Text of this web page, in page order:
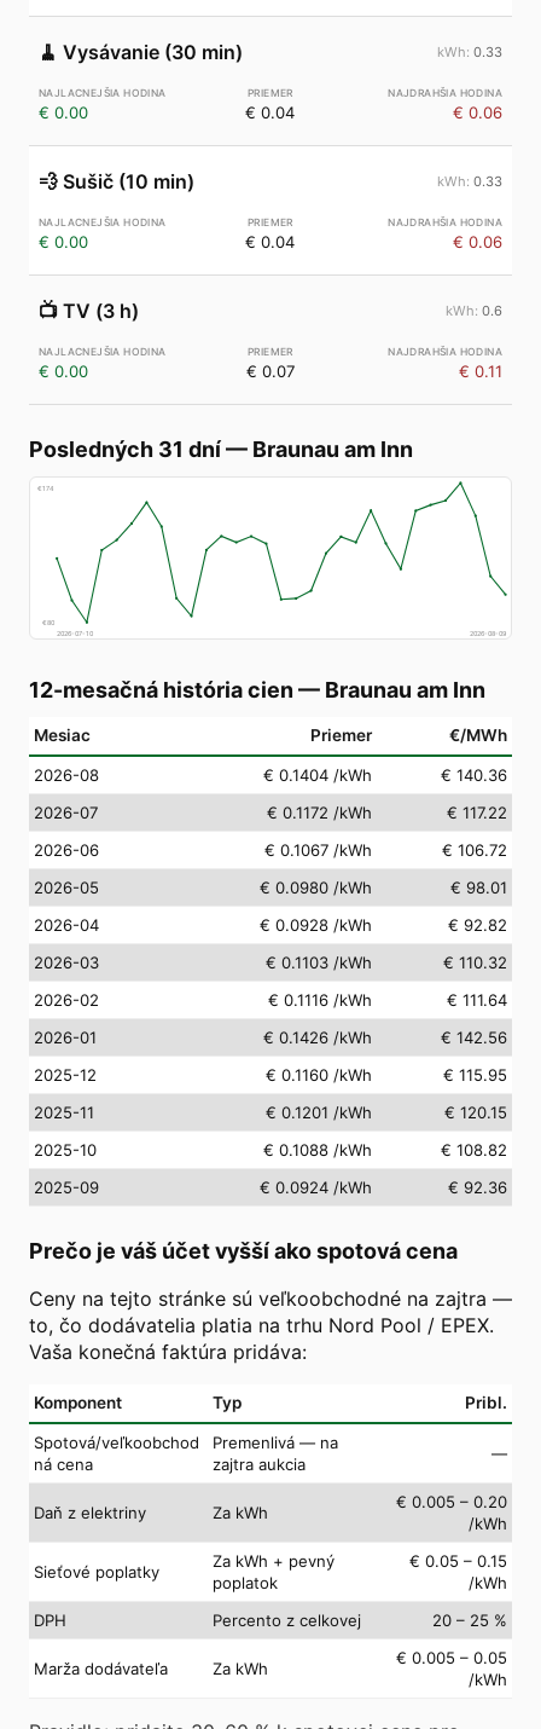
🧹 Vysávanie (30 min) 0.33
€ 0.00 € 0.04 € 0.06
💨 Sušič (10 min) 0.33
€ 0.00 € 0.04 € 0.06
📺 TV (3 h) 0.6
€ 0.00 € 0.07 € 0.11
Posledných 31 dní— Braunau am Inn
€174
€80
2026-07-10
2026-08-09
12-mesačná história cien — Braunau am Inn
Mesiac Priemer €/MWh
2026-08 € 0.1404 /kWh
€ 140.36
2026-07
€ 0.1172 /kWh
€ 117.22
2026-06
€ 0.1067 /kWh
€ 106.72
2026-05
€ 0.0980 /kWh
€ 98.01
2026-04
€ 0.0928 /kWh
€ 92.82
2026-03
€ 0.1103 /kWh
€ 110.32
2026-02
€ 0.1116 /kWh
€ 111.64
2026-01
€ 0.1426 /kWh
€ 142.56
2025-12
€ 0.1160 /kWh
€ 115.95
2025-11
€ 0.1201 /kWh
€ 120.15
2025-10
€ 0.1088 /kWh
€ 108.82
2025-09
€ 0.0924 /kWh € 92.36
Prečo je váš účet vyšší ako spotová cena
Ceny na tejto stránke sú veľkoobchodné na zajtra —
to, čo dodávatelia platia na trhu Nord Pool / EPEX.
Vaša konečná faktúra pridáva:
Komponent Typ Pribl.
Spotová/veľkoobchod
ná cena
Premenlivá — na
zajtra aukcia
—
Daň z elektriny Za kWh
€ 0.005 – 0.20
/kWh
Sieťové poplatky
Za kWh + pevný
poplatok
€ 0.05 – 0.15
/kWh
DPH
Percento z celkovej 20 – 25 %
Marža dodávateľa Za kWh
€ 0.005 – 0.05
/kWh